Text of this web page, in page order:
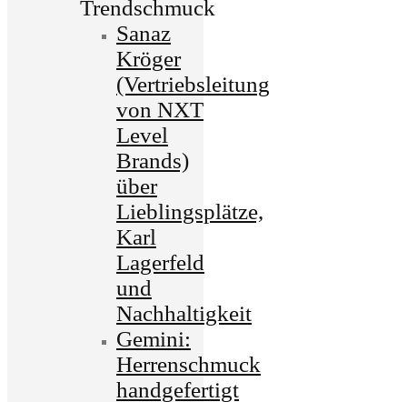
Trendschmuck
Sanaz
Kröger
(Vertriebsleitung
von NXT
Level
Brands)
über
Lieblingsplätze,
Karl
Lagerfeld
und
Nachhaltigkeit
Gemini:
Herrenschmuck
handgefertigt